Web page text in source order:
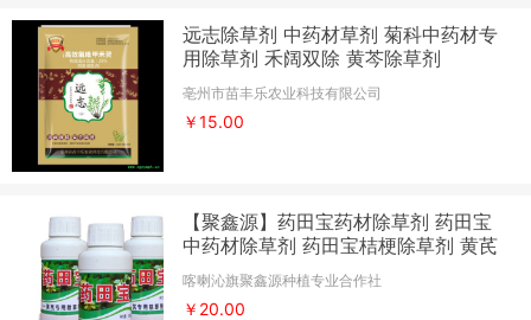
远志除草剂 中药材草剂 菊科中药材专
用除草剂 禾阔双除 黄芩除草剂
亳州市苗丰乐农业科技有限公司
￥15.00
【聚鑫源】药田宝药材除草剂 药田宝
中药材除草剂 药田宝桔梗除草剂 黄芪
除草剂 桔梗专用除草剂 药材除草剂 中
药材除草剂
喀喇沁旗聚鑫源种植专业合作社
￥20.00